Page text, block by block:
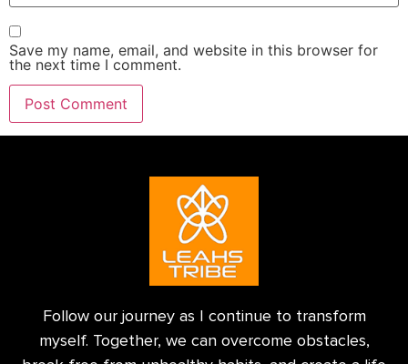
Save my name, email, and website in this browser for
the next time I comment.
Follow our journey as I continue to transform
myself. Together, we can overcome obstacles,